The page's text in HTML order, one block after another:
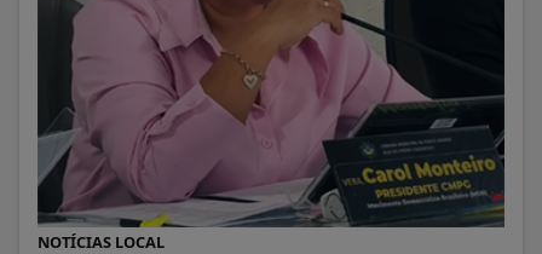
NOTÍCIAS LOCAL